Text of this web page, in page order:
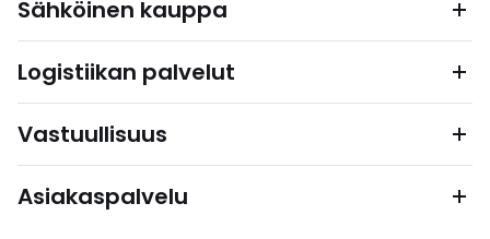
Sähköinen kauppa
Logistiikan palvelut
Vastuullisuus
Asiakaspalvelu